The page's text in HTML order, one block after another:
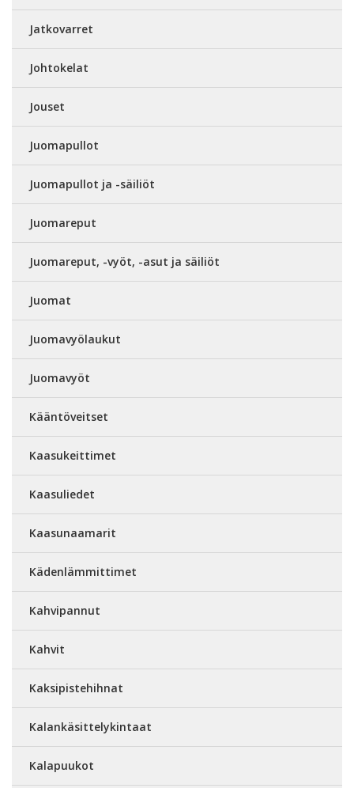
Jatkovarret
Johtokelat
Jouset
Juomapullot
Juomapullot ja -säiliöt
Juomareput
Juomareput, -vyöt, -asut ja säiliöt
Juomat
Juomavyölaukut
Juomavyöt
Kääntöveitset
Kaasukeittimet
Kaasuliedet
Kaasunaamarit
Kädenlämmittimet
Kahvipannut
Kahvit
Kaksipistehihnat
Kalankäsittelykintaat
Kalapuukot